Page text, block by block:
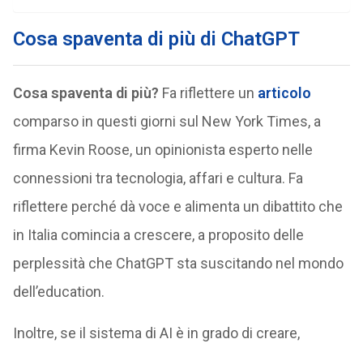
Cosa spaventa di più di ChatGPT
Cosa spaventa di più? Fa riflettere un articolo
comparso in questi giorni sul New York Times, a
firma Kevin Roose, un opinionista esperto nelle
connessioni tra tecnologia, affari e cultura. Fa
riflettere perché dà voce e alimenta un dibattito che
in Italia comincia a crescere, a proposito delle
perplessità che ChatGPT sta suscitando nel mondo
dell’education.
Inoltre, se il sistema di AI è in grado di creare,